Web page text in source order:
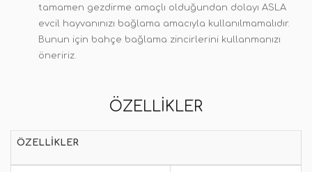
tamamen gezdirme amaçlı olduğundan dolayı ASLA
evcil hayvanınızı bağlama amacıyla kullanılmamalıdır.
Bunun için bahçe bağlama zincirlerini kullanmanızı
öneririz.
ÖZELLIKLER
ÖZELLIKLER